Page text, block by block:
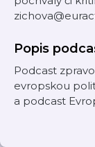
Popis
Podcast
evropskou
a podcast